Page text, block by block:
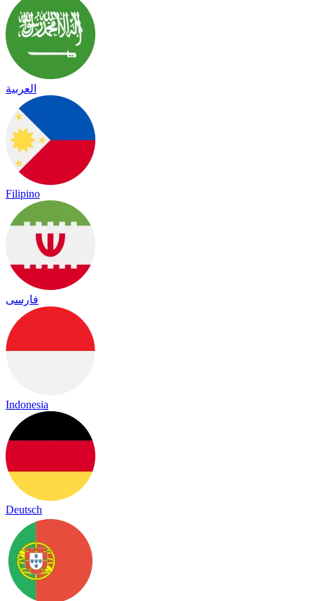
العربية
Filipino
فارسی
Indonesia
Deutsch